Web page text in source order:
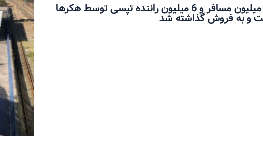
اطلاعات 27 میلیون مسافر و 6 میلیون راننده تپسی توسط هکرها
و به فروش گذاشته شد